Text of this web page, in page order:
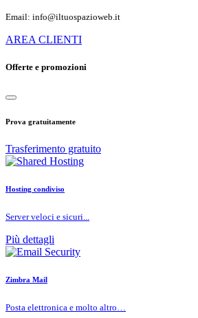
Email: info@iltuospazioweb.it
AREA CLIENTI
Offerte e promozioni
Prova gratuitamente
Trasferimento gratuito
Hosting condiviso
Server veloci e sicuri...
Più dettagli
Zimbra Mail
Posta elettronica e molto altro…